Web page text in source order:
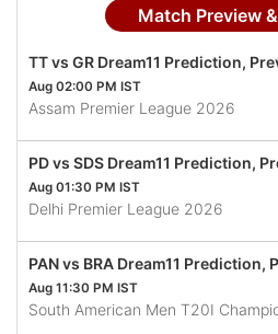
Match Preview
TT vs GR Dream11 Prediction,
Aug 02:00 PM IST
Assam Premier League 2026
PD vs SDS Dream11 Prediction,
Aug 01:30 PM IST
Delhi Premier League 2026
PAN vs BRA Dream11 Prediction,
Aug 11:30 PM IST
South American Men T20I